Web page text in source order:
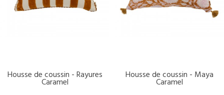
DISPONIBLE
Housse de coussin - Rayures
Caramel
DISPONIBLE
Housse de coussin - Maya
Caramel